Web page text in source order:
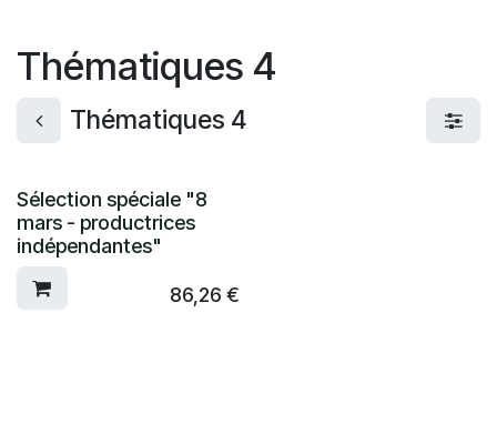
Thématiques 4
Thématiques 4
Sélection spéciale "8
mars - productrices
indépendantes"
86,26 €